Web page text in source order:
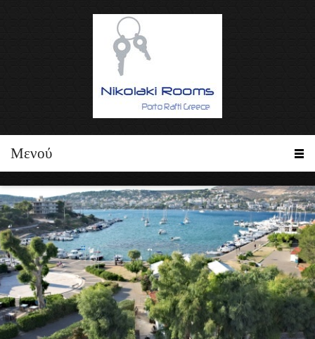
Μενού